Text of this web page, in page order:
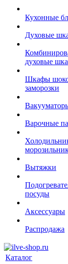
Кухонные
Духовые
духовые
Шкафы
заморозки
Варочные
Вытяжки
посуды
Аксессуары
Распродажа
Каталог